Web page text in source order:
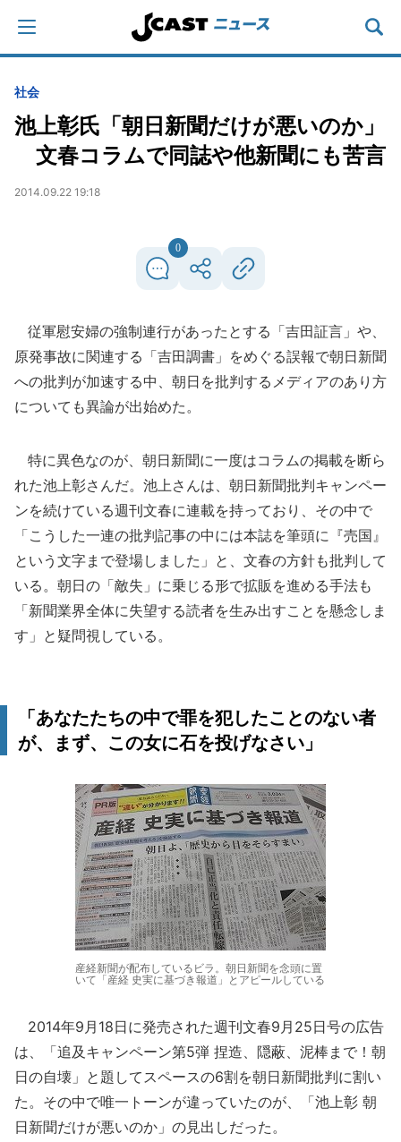
社会
池上彰氏「朝日新聞だけが悪いのか」
文春コラムで同誌や他新聞にも苦言
2014.09.22 19:18
0
従軍慰安婦の強制連行があったとする「吉田証言」や、
原発事故に関連する「吉田調書」をめぐる誤報で朝日新聞
への批判が加速する中、朝日を批判するメディアのあり方
についても異論が出始めた。
特に異色なのが、朝日新聞に一度はコラムの掲載を断ら
れた池上彰さんだ。池上さんは、朝日新聞批判キャンペー
ンを続けている週刊文春に連載を持っており、その中で
「こうした一連の批判記事の中には本誌を筆頭に『売国』
という文字まで登場しました」と、文春の方針も批判して
いる。朝日の「敵失」に乗じる形で拡販を進める手法も
「新聞業界全体に失望する読者を生み出すことを懸念しま
す」と疑問視している。
「あなたたちの中で罪を犯したことのない者
が、まず、この女に石を投げなさい」
産経新聞が配布しているビラ。朝日新聞を念頭に置
いて「産経 史実に基づき報道」とアピールしている
2014年9月18日に発売された週刊文春9月25日号の広告
は、「追及キャンペーン第5弾 捏造、隠蔽、泥棒まで！朝
日の自壊」と題してスペースの6割を朝日新聞批判に割い
た。その中で唯一トーンが違っていたのが、「池上彰 朝
日新聞だけが悪いのか」の見出しだった。